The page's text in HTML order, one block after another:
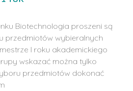
Biotechnologia proszeni są
przedmiotów wybieralnych
I roku akademickiego
wskazać można tylko
przedmiotów dokonać